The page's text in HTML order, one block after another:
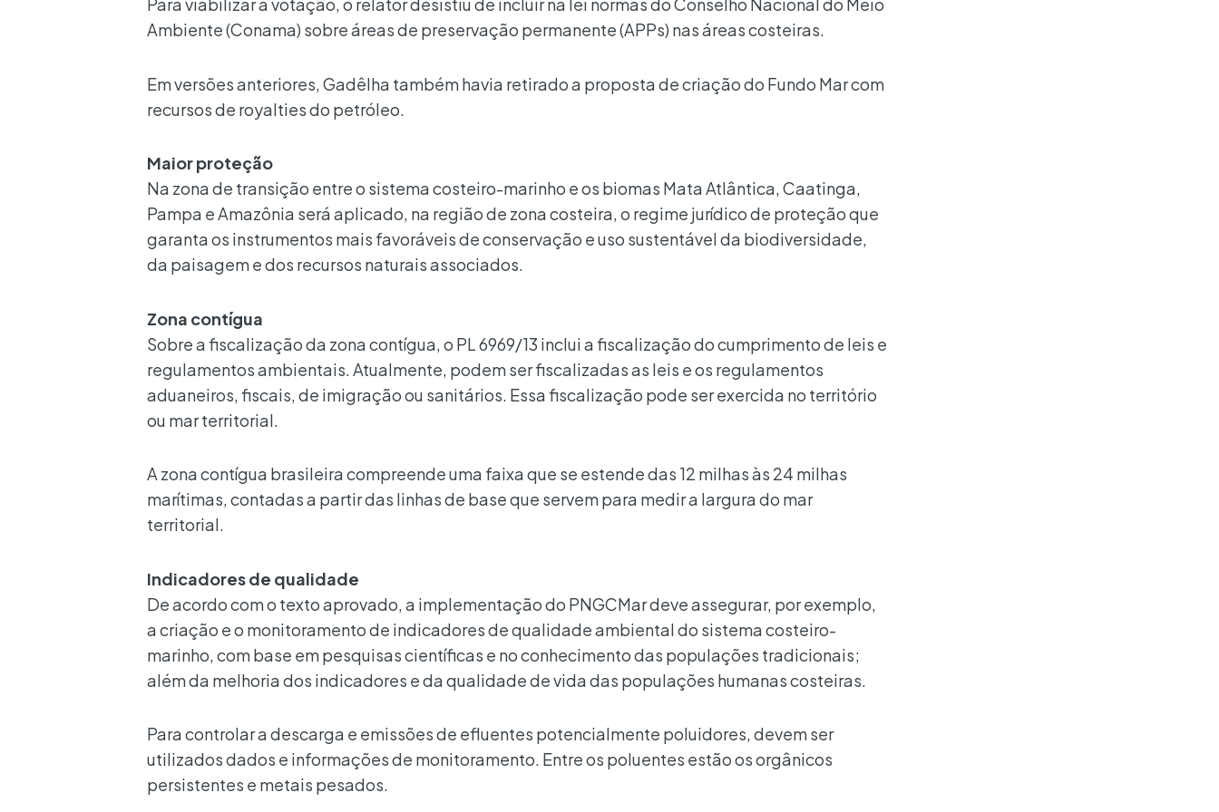
Para viabilizar a votação, o relator desistiu de incluir na lei normas do Conselho Nacional do Meio
Ambiente (Conama) sobre áreas de preservação permanente (APPs) nas áreas costeiras.
Em versões anteriores, Gadêlha também havia retirado a proposta de criação do Fundo Mar com
recursos de royalties do petróleo.
Maior proteção
Na zona de transição entre o sistema costeiro-marinho e os biomas Mata Atlântica, Caatinga,
Pampa e Amazônia será aplicado, na região de zona costeira, o regime jurídico de proteção que
garanta os instrumentos mais favoráveis de conservação e uso sustentável da biodiversidade,
da paisagem e dos recursos naturais associados.
Zona contígua
Sobre a fiscalização da zona contígua, o PL 6969/13 inclui a fiscalização do cumprimento de leis e
regulamentos ambientais. Atualmente, podem ser fiscalizadas as leis e os regulamentos
aduaneiros, fiscais, de imigração ou sanitários. Essa fiscalização pode ser exercida no território
ou mar territorial.
A zona contígua brasileira compreende uma faixa que se estende das 12 milhas às 24 milhas
marítimas, contadas a partir das linhas de base que servem para medir a largura do mar
territorial.
Indicadores de qualidade
De acordo com o texto aprovado, a implementação do PNGCMar deve assegurar, por exemplo,
a criação e o monitoramento de indicadores de qualidade ambiental do sistema costeiro-
marinho, com base em pesquisas científicas e no conhecimento das populações tradicionais;
além da melhoria dos indicadores e da qualidade de vida das populações humanas costeiras.
Para controlar a descarga e emissões de efluentes potencialmente poluidores, devem ser
utilizados dados e informações de monitoramento. Entre os poluentes estão os orgânicos
persistentes e metais pesados.